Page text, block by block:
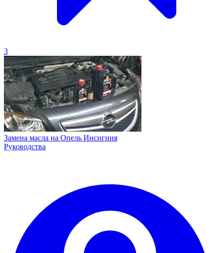
3
Замена масла на Опель Инсигния
Руководства